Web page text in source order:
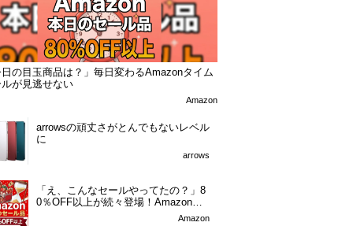
の目玉商品は？」毎日変わるAmazonタイム
が見逃せない
Amazon
arrowsの頑丈さがとんでもないレベル
に
arrows
「え、こんなセールやってたの？」8
0％OFF以上が続々登場！Amazonの
Amazon